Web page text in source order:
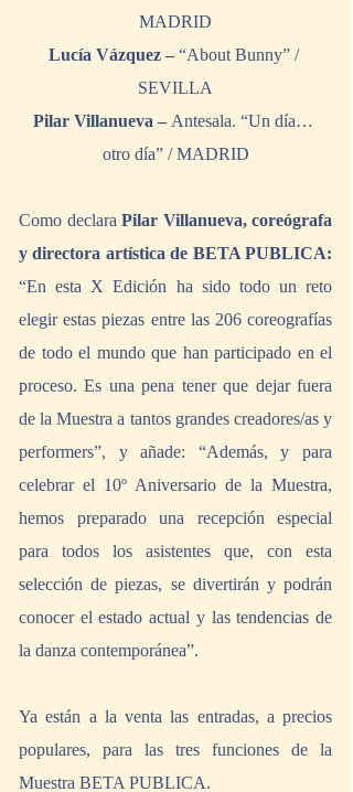
MADRID
Lucía Vázquez – “About Bunny” /
SEVILLA
Pilar Villanueva – Antesala. “Un día…
otro día” / MADRID
Como declara Pilar Villanueva, coreógrafa
y directora artística de BETA PUBLICA:
“En esta X Edición ha sido todo un reto
elegir estas piezas entre las 206 coreografías
de todo el mundo que han participado en el
proceso. Es una pena tener que dejar fuera
de la Muestra a tantos grandes creadores/as y
performers”, y añade: “Además, y para
celebrar el 10º Aniversario de la Muestra,
hemos preparado una recepción especial
para todos los asistentes que, con esta
selección de piezas, se divertirán y podrán
conocer el estado actual y las tendencias de
la danza contemporánea”.
Ya están a la venta las entradas, a precios
populares, para las tres funciones de la
Muestra BETA PUBLICA.